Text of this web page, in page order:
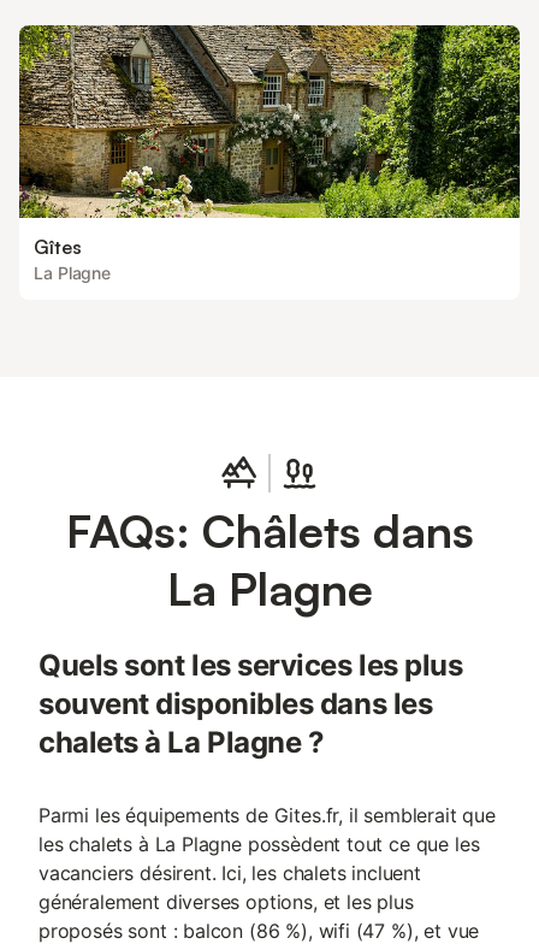
professionnel. Sauf ment
Gîtes
La Plagne
FAQs: Châlets dans
La Plagne
Quels sont les services les plus
souvent disponibles dans les
chalets à La Plagne ?
Parmi les équipements de Gites.fr, il semblerait que
les chalets à La Plagne possèdent tout ce que les
vacanciers désirent. Ici, les chalets incluent
généralement diverses options, et les plus
proposés sont : balcon (86 %), wifi (47 %), et vue